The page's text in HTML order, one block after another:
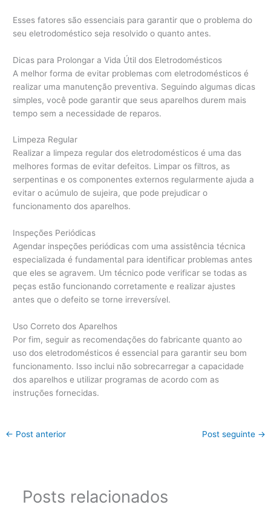
Esses fatores são essenciais para garantir que o problema do
seu eletrodoméstico seja resolvido o quanto antes.
Dicas para Prolongar a Vida Útil dos Eletrodomésticos
A melhor forma de evitar problemas com eletrodomésticos é
realizar uma manutenção preventiva. Seguindo algumas dicas
simples, você pode garantir que seus aparelhos durem mais
tempo sem a necessidade de reparos.
Limpeza Regular
Realizar a limpeza regular dos eletrodomésticos é uma das
melhores formas de evitar defeitos. Limpar os filtros, as
serpentinas e os componentes externos regularmente ajuda a
evitar o acúmulo de sujeira, que pode prejudicar o
funcionamento dos aparelhos.
Inspeções Periódicas
Agendar inspeções periódicas com uma assistência técnica
especializada é fundamental para identificar problemas antes
que eles se agravem. Um técnico pode verificar se todas as
peças estão funcionando corretamente e realizar ajustes
antes que o defeito se torne irreversível.
Uso Correto dos Aparelhos
Por fim, seguir as recomendações do fabricante quanto ao
uso dos eletrodomésticos é essencial para garantir seu bom
funcionamento. Isso inclui não sobrecarregar a capacidade
dos aparelhos e utilizar programas de acordo com as
instruções fornecidas.
← Post anterior Post seguinte →
Posts relacionados